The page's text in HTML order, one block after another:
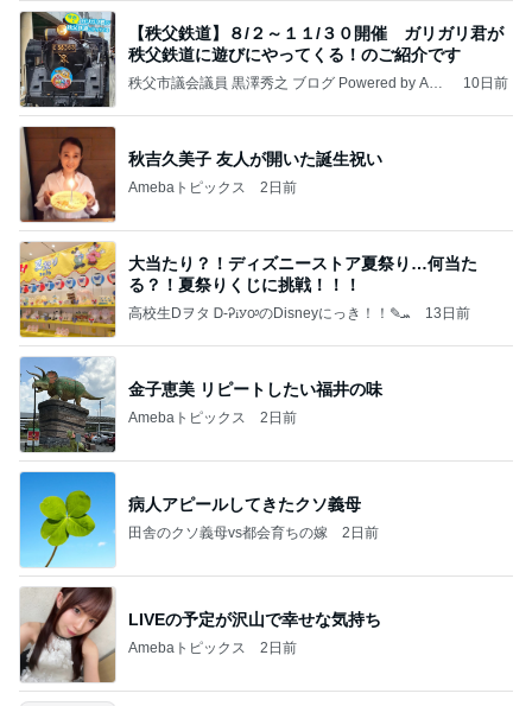
【秩父鉄道】８/２～１１/３０開催 ガリガリ君が
秩父鉄道に遊びにやってくる！のご紹介です
秩父市議会議員 黒澤秀之 ブログ Powered by Ame
10日前
秋吉久美子 友人が開いた誕生祝い
Amebaトピックス 2日前
大当たり？！ディズニーストア夏祭り…何当た
る？！夏祭りくじに挑戦！！！
高校生Dヲタ Ꭰ-ᎮꭵꭹꭴのDisneyにっき！！✎ܚ 13日前
金子恵美 リピートしたい福井の味
Amebaトピックス 2日前
病人アピールしてきたクソ義母
田舎のクソ義母vs都会育ちの嫁 2日前
LIVEの予定が沢山で幸せな気持ち
Amebaトピックス 2日前